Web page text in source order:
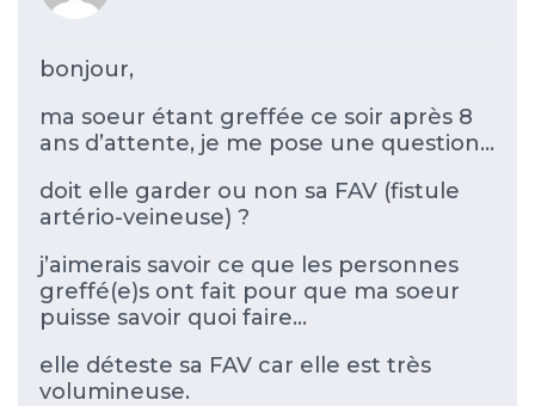
bonjour,
ma soeur étant greffée ce soir après 8
ans d’attente, je me pose une question…
doit elle garder ou non sa FAV (fistule
artério-veineuse) ?
j’aimerais savoir ce que les personnes
greffé(e)s ont fait pour que ma soeur
puisse savoir quoi faire…
elle déteste sa FAV car elle est très
volumineuse.